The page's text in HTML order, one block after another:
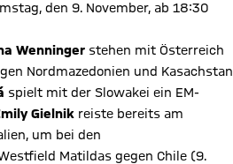
den 9. November, ab 18:30
Wenninger stehen mit Österreich
Nordmazedonien und Kasachstan
spielt mit der Slowakei ein EM-
Gielnik reiste bereits am
um bei den
Matildas gegen Chile (9.